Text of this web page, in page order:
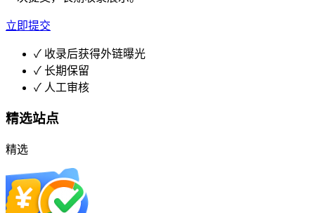
立即提交
✓ 收录后获得外链曝光
✓ 长期保留
✓ 人工审核
精选站点
精选